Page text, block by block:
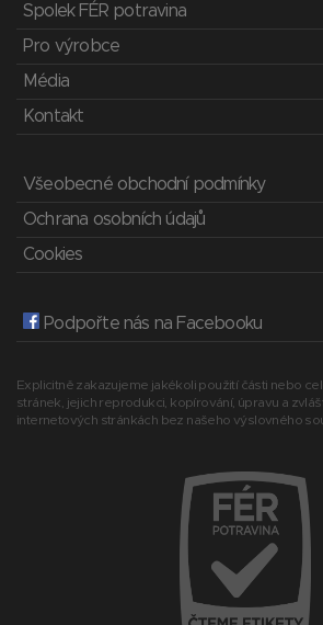
Spolek FÉR potravina
Pro výrobce
Média
Kontakt
Všeobecné obchodní podmínky
Ochrana osobních údajů
Cookies
Podpořte nás na Facebooku
Explicitně zakazujeme jakékoli použití části nebo
stránek, jejich reprodukci, kopírování, úpravu a
internetových stránkách bez našeho výslovného